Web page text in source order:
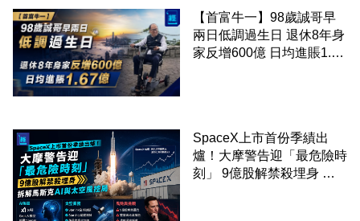
【首富牛一】98歲誠哥早
兩日低調過生日 退休8年身
家反增600億 日均進賬1.67
SpaceX上市首份季績出
爐！大摩警告迎「最危險時
刻」 9億股解禁殺埋身 拆